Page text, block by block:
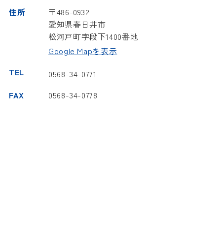
住所
〒486-0932
愛知県春日井市
松河戸町字段下1400番地
Google Mapを表示
TEL
0568-34-0771
FAX
0568-34-0778